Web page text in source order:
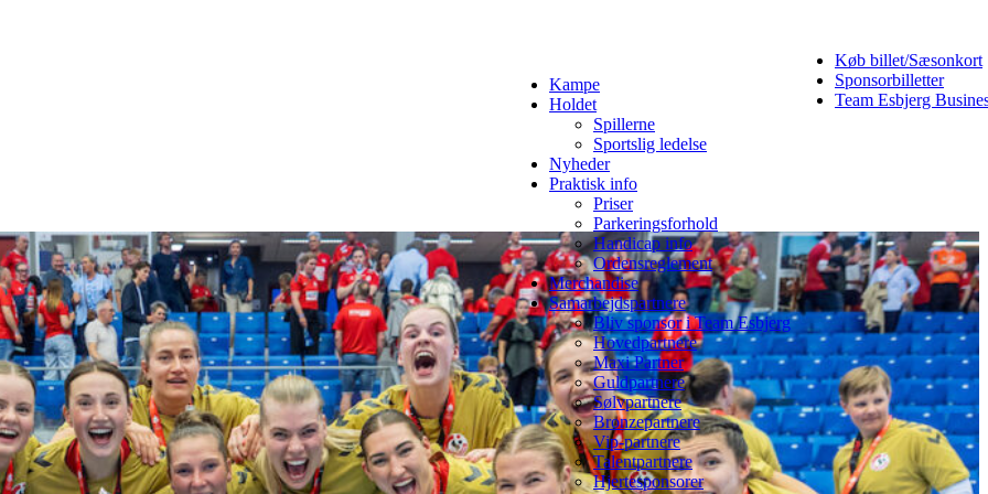
Køb billet/Sæsonkort
Sponsorbilletter
Team Esbjerg
Kampe
Holdet
Spillerne
Sportslig ledelse
Nyheder
Praktisk info
Priser
Parkeringsforhold
Handicap info
Ordensreglement
Merchandise
Samarbejdspartnere
Bliv sponsor i Team Esbjerg
Hovedpartnere
Maxi Partner
Guldpartnere
Sølvpartnere
Bronzepartnere
Vip-partnere
Talentpartnere
Hjertesponsorer